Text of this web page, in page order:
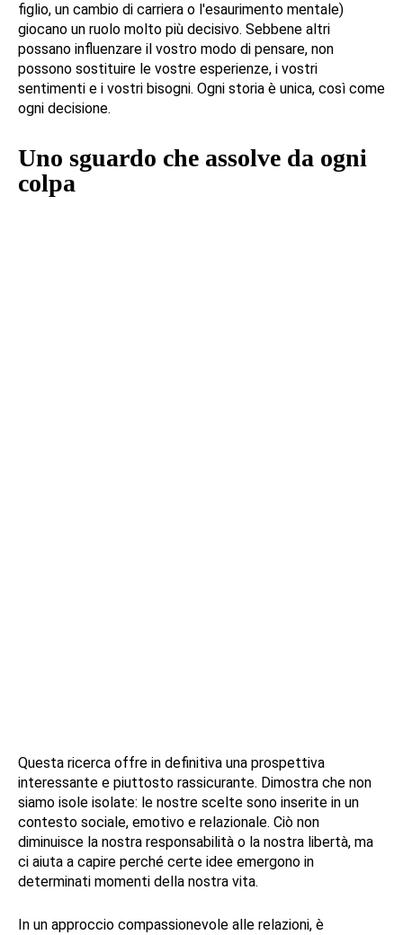
figlio, un cambio di carriera o l'esaurimento mentale)
giocano un ruolo molto più decisivo. Sebbene altri
possano influenzare il vostro modo di pensare, non
possono sostituire le vostre esperienze, i vostri
sentimenti e i vostri bisogni. Ogni storia è unica, così come
ogni decisione.
Uno sguardo che assolve da ogni
colpa
Questa ricerca offre in definitiva una prospettiva
interessante e piuttosto rassicurante. Dimostra che non
siamo isole isolate: le nostre scelte sono inserite in un
contesto sociale, emotivo e relazionale. Ciò non
diminuisce la nostra responsabilità o la nostra libertà, ma
ci aiuta a capire perché certe idee emergono in
determinati momenti della nostra vita.
In un approccio compassionevole alle relazioni, è